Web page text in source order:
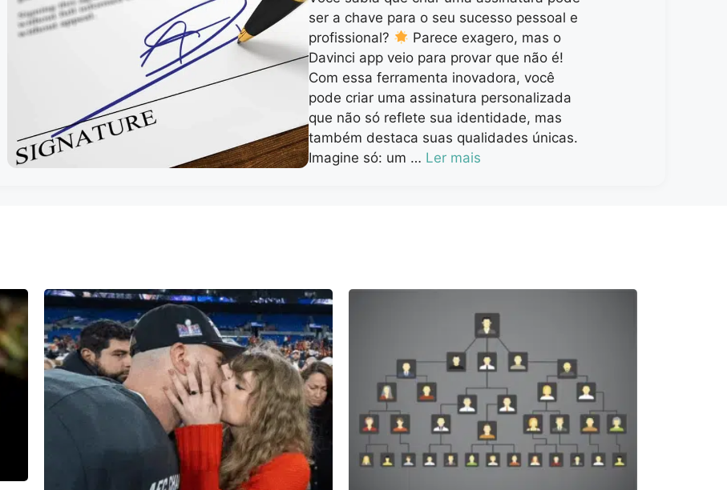
ser a chave para o seu sucesso pessoal e
profissional?
Parece exagero, mas o
Davinci app veio para provar que não é!
Com essa ferramenta inovadora, você
pode criar uma assinatura personalizada
que não só reflete sua identidade, mas
também destaca suas qualidades únicas.
Imagine só: um … Ler mais